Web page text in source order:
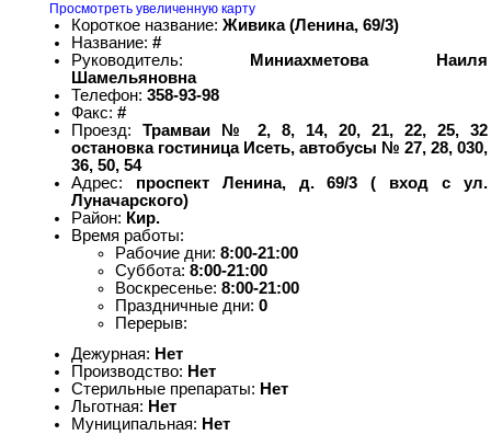
Просмотреть увеличенную карту
Короткое название: Живика (Ленина, 69/3)
Название: #
Руководитель: Миниахметова Наиля
Шамельяновна
Телефон: 358-93-98
Факс: #
Проезд: Трамваи № 2, 8, 14, 20, 21, 22, 25, 32
остановка гостиница Исеть, автобусы № 27, 28, 030,
36, 50, 54
Адрес: проспект Ленина, д. 69/3 ( вход с ул.
Луначарского)
Район: Кир.
Время работы:
Рабочие дни: 8:00-21:00
Суббота: 8:00-21:00
Воскресенье: 8:00-21:00
Праздничные дни: 0
Перерыв:
Дежурная: Нет
Производство: Нет
Стерильные препараты: Нет
Льготная: Нет
Муниципальная: Нет